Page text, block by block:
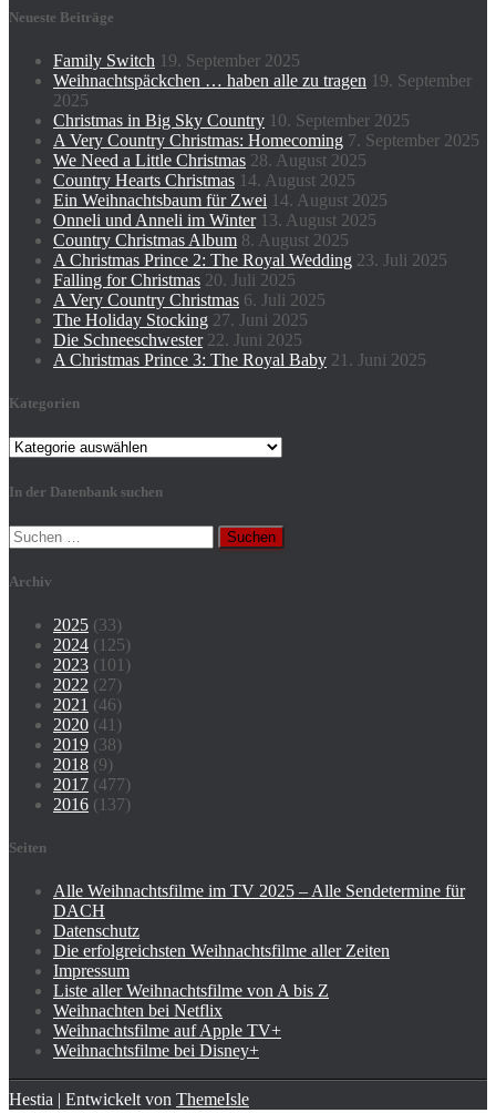
Neueste Beiträge
Family Switch 19. September 2025
Weihnachtspäckchen … haben alle zu tragen 19. September
2025
Christmas in Big Sky Country 10. September 2025
A Very Country Christmas: Homecoming 7. September 2025
We Need a Little Christmas 28. August 2025
Country Hearts Christmas 14. August 2025
Ein Weihnachtsbaum für Zwei 14. August 2025
Onneli und Anneli im Winter 13. August 2025
Country Christmas Album 8. August 2025
A Christmas Prince 2: The Royal Wedding 23. Juli 2025
Falling for Christmas 20. Juli 2025
A Very Country Christmas 6. Juli 2025
The Holiday Stocking 27. Juni 2025
Die Schneeschwester 22. Juni 2025
A Christmas Prince 3: The Royal Baby 21. Juni 2025
Kategorien
Kategorien
In der Datenbank suchen
Suchen
nach:
Archiv
2025 (33)
2024 (125)
2023 (101)
2022 (27)
2021 (46)
2020 (41)
2019 (38)
2018 (9)
2017 (477)
2016 (137)
Seiten
Alle Weihnachtsfilme im TV 2025 – Alle Sendetermine für
DACH
Datenschutz
Die erfolgreichsten Weihnachtsfilme aller Zeiten
Impressum
Liste aller Weihnachtsfilme von A bis Z
Weihnachten bei Netflix
Weihnachtsfilme auf Apple TV+
Weihnachtsfilme bei Disney+
Hestia | Entwickelt von ThemeIsle